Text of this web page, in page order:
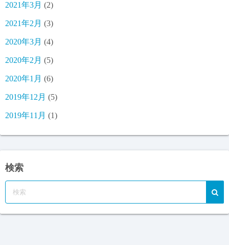
2021年3月 (2)
2021年2月 (3)
2020年3月 (4)
2020年2月 (5)
2020年1月 (6)
2019年12月 (5)
2019年11月 (1)
検索